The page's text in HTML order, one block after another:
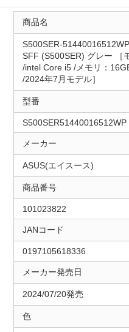
商品名
S500SER-
SFF (S500SER) グレー ［
/intel Core i5 /メモリ：
/2024年7月モデル］
型番
S500SER51440016512WP
メーカー
ASUS(エイスース)
商品番号
101023822
JANコード
0197105618336
メーカー発売日
2024/07/20発売
色